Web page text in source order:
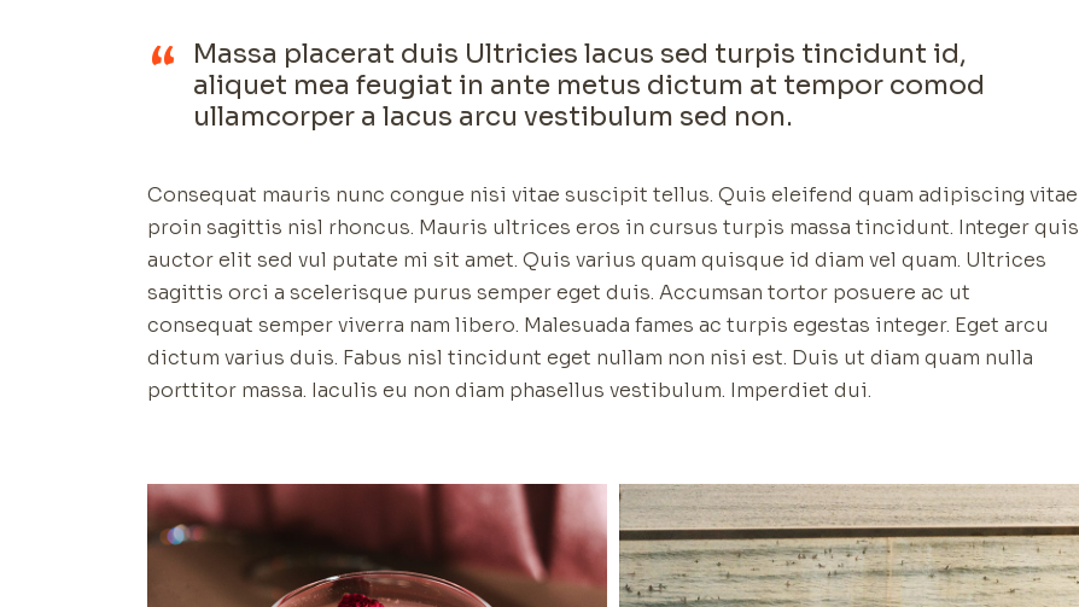
Massa placerat duis Ultricies lacus sed turpis tincidunt id,
aliquet mea feugiat in ante metus dictum at tempor comod
ullamcorper a lacus arcu vestibulum sed non.
Consequat mauris nunc congue nisi vitae suscipit tellus. Quis eleifend quam adipiscing vitae
proin sagittis nisl rhoncus. Mauris ultrices eros in cursus turpis massa tincidunt. Integer quis
auctor elit sed vul putate mi sit amet. Quis varius quam quisque id diam vel quam. Ultrices
sagittis orci a scelerisque purus semper eget duis. Accumsan tortor posuere ac ut
consequat semper viverra nam libero. Malesuada fames ac turpis egestas integer. Eget arcu
dictum varius duis. Fabus nisl tincidunt eget nullam non nisi est. Duis ut diam quam nulla
porttitor massa. Iaculis eu non diam phasellus vestibulum. Imperdiet dui.